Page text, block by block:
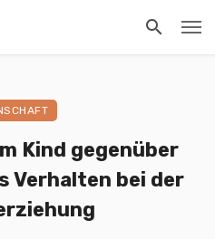
Kind gegenüber
Verhalten bei der